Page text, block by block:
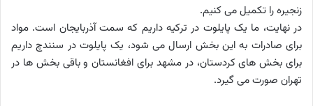
زنجیره را تکمیل می کنیم.
در نهایت، ما یک پایلوت در ترکیه داریم که سمت آذربایجان است. مواد
برای صادرات به این بخش ارسال می شود، یک پایلوت در سنندچ داریم
برای بخش های کردستان، در مشهد برای افغانستان و باقی بخش ها در
تهران صورت می گیرد.